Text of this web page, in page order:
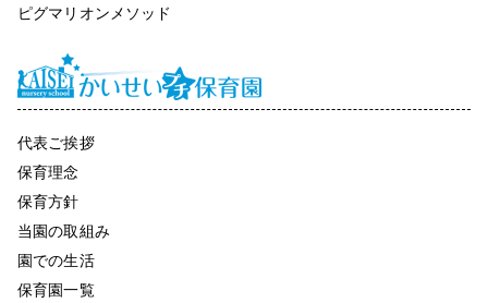
ピグマリオンメソッド
代表ご挨拶
保育理念
保育方針
当園の取組み
園での生活
保育園一覧